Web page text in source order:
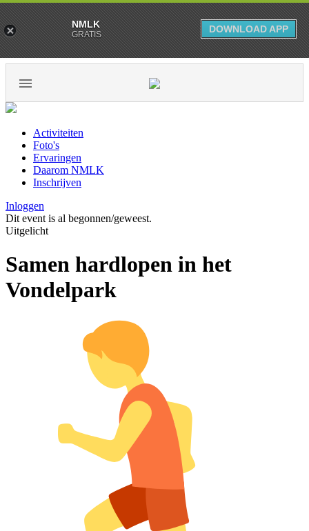
Activiteiten
Foto's
Ervaringen
Daarom NMLK
Inschrijven
Inloggen
Dit event is al begonnen/geweest.
Uitgelicht
Samen hardlopen in het
Vondelpark
NMLK
GRATIS DOWNLOAD APP